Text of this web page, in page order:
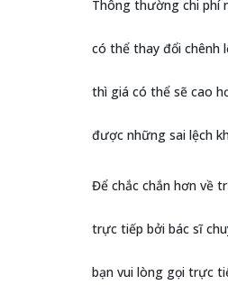
Thông thường chi phí
có thể thay đổi chênh
thì giá có thể sẽ cao
được những sai lệch
Để chắc chắn hơn về
trực tiếp bởi bác sĩ
bạn vui lòng gọi trực